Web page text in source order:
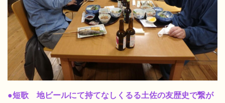
●短歌 地ビールにて持てなしくるる土佐の友歴史で繋が